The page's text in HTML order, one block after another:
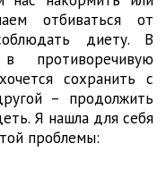
отбиваться от
диету. В
противоречивую
сохранить с
– продолжить
Я нашла для себя
проблемы: